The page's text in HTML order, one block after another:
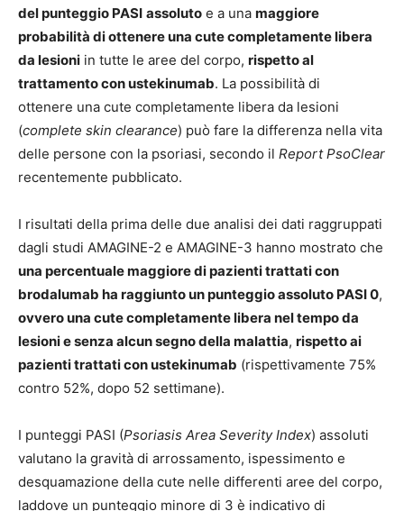
del punteggio PASI assoluto e a una maggiore
probabilità di ottenere una cute completamente libera
da lesioni in tutte le aree del corpo, rispetto al
trattamento con ustekinumab. La possibilità di
ottenere una cute completamente libera da lesioni
(complete skin clearance) può fare la differenza nella vita
delle persone con la psoriasi, secondo il Report PsoClear
recentemente pubblicato.
I risultati della prima delle due analisi dei dati raggruppati
dagli studi AMAGINE-2 e AMAGINE-3 hanno mostrato che
una percentuale maggiore di pazienti trattati con
brodalumab ha raggiunto un punteggio assoluto PASI 0,
ovvero una cute completamente libera nel tempo da
lesioni e senza alcun segno della malattia, rispetto ai
pazienti trattati con ustekinumab (rispettivamente 75%
contro 52%, dopo 52 settimane).
I punteggi PASI (Psoriasis Area Severity Index) assoluti
valutano la gravità di arrossamento, ispessimento e
desquamazione della cute nelle differenti aree del corpo,
laddove un punteggio minore di 3 è indicativo di